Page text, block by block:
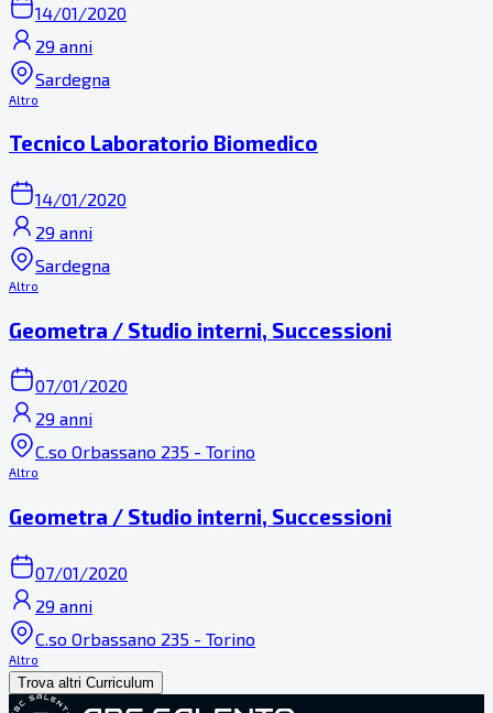
14/01/2020
29 anni
Sardegna
Altro
Tecnico Laboratorio Biomedico
14/01/2020
29 anni
Sardegna
Altro
Geometra / Studio interni, Successioni
07/01/2020
29 anni
C.so Orbassano 235 - Torino
Altro
Geometra / Studio interni, Successioni
07/01/2020
29 anni
C.so Orbassano 235 - Torino
Altro
Trova altri Curriculum